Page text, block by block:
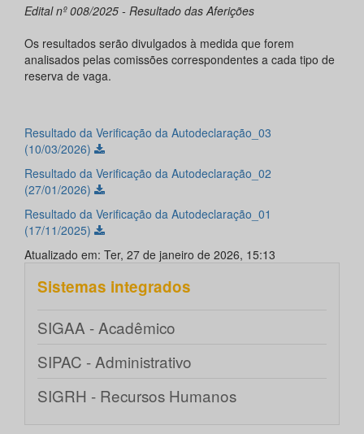
Edital nº 008/2025 - Resultado das Aferições
Os resultados serão divulgados à medida que forem
analisados pelas comissões correspondentes a cada tipo de
reserva de vaga.
Resultado da Verificação da Autodeclaração_03
(10/03/2026)
Resultado da Verificação da Autodeclaração_02
(27/01/2026)
Resultado da Verificação da Autodeclaração_01
(17/11/2025)
Atualizado em: Ter, 27 de janeiro de 2026, 15:13
Sistemas integrados
SIGAA - Acadêmico
SIPAC - Administrativo
SIGRH - Recursos Humanos